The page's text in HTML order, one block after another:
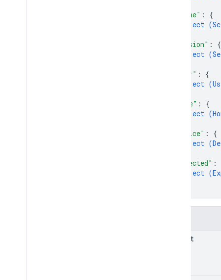
"scene" : {
object (
"session" : {
object (
"user" : {
object (
"home" : {
object (
"device" : {
object (
"expected" :
object (
prompt